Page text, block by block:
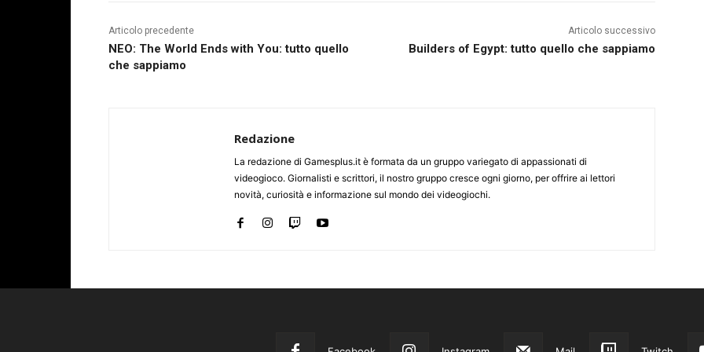
Articolo precedente
NEO: The World Ends with You: tutto quello
che sappiamo
Articolo successivo
Builders of Egypt: tutto quello che sappiamo
Redazione
La redazione di Gamesplus.it è formata da un gruppo variegato di appassionati di
videogioco. Giornalisti e scrittori, il nostro gruppo cresce ogni giorno, per offrire ai lettori
novità, curiosità e informazione sul mondo dei videogiochi.